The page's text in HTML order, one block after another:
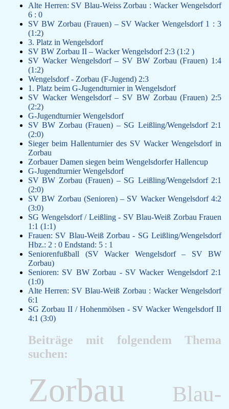
Alte Herren: SV Blau-Weiss Zorbau : Wacker Wengelsdorf
6 : 0
SV BW Zorbau (Frauen) – SV Wacker Wengelsdorf 1 : 3
(1:2)
3. Platz in Wengelsdorf
SV BW Zorbau II – Wacker Wengelsdorf 2:3 (1:2 )
SV Wacker Wengelsdorf – SV BW Zorbau (Frauen) 1:4
(1:2)
Wengelsdorf - Zorbau (F-Jugend) 2:3
1. Platz beim G-Jugendturnier in Wengelsdorf
SV Wacker Wengelsdorf – SV BW Zorbau (Frauen) 2:5
(2:2)
G-Jugendturnier Wengelsdorf
SV BW Zorbau (Frauen) – SG Leißling/Wengelsdorf 2:1
(2:0)
Sieger beim Hallenturnier des SV Wacker Wengelsdorf in
Zorbau
Zorbauer Damen siegen beim Wengelsdorfer Hallencup
G-Jugendturnier Wengelsdorf
SV BW Zorbau (Frauen) – SG Leißling/Wengelsdorf 2:1
(2:0)
SV BW Zorbau (Senioren) – SV Wacker Wengelsdorf 4:2
(3:0)
SG Wengelsdorf / Leißling - SV Blau-Weiß Zorbau Frauen
1:1 (1:1)
Frauen: SV Blau-Weiß Zorbau - SG Leißling/Wengelsdorf
Hbz.: 2 : 0 Endstand: 5 : 1
Seniorenfußball (SV Wacker Wengelsdorf – SV BW
Zorbau)
Senioren: SV BW Zorbau - SV Wacker Wengelsdorf 2:1
(1:0)
Alte Herren: SV Blau-Weiß Zorbau : Wacker Wengelsdorf
6:1
SG Zorbau II / Hohenmölsen - SV Wacker Wengelsdorf II
4:1 (3:0)
Beiträge mit folgendem Thema
suchen:
Zorbau
Blau-